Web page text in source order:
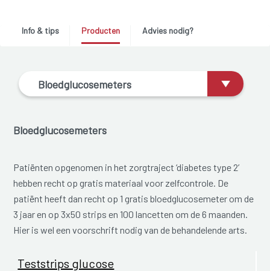
Info & tips Producten Advies nodig?
Bloedglucosemeters
Bloedglucosemeters
Patiënten opgenomen in het zorgtraject ‘diabetes type 2’
hebben recht op gratis materiaal voor zelfcontrole. De
patiënt heeft dan recht op 1 gratis bloedglucosemeter om de
3 jaar en op 3x50 strips en 100 lancetten om de 6 maanden.
Hier is wel een voorschrift nodig van de behandelende arts.
Teststrips glucose